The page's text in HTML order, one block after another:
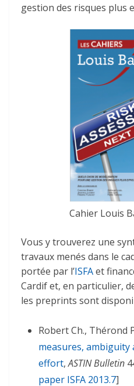
gestion des risques plus
Cahier Louis
Vous y trouverez une
travaux menés dans le
portée par l’ISFAet
Cardif et, en particulier,
les preprints sont
Robert Ch., Thérond
measures,
effort,ASTIN Bulletin
paper ISFA 2013.7]